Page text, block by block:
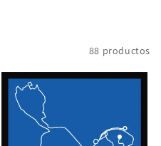
88 productos